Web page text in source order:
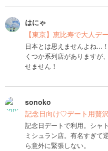
はにゃ
【東京】恵比寿で大人デ
日本とは思えませんよね...
くつか系列店がありますが
せません！
sonoko
記念日向け♡デート用贅
記念日デートで利用。シャ
ミシュラン店。有名すぎて
ら意外に緊張しない。